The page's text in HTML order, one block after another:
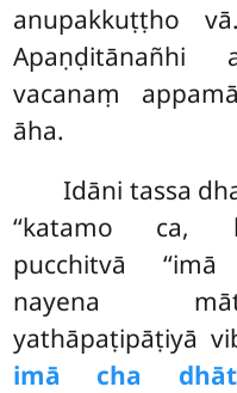
anupakkuṭṭho
Apaṇḍitānañhi
vacanaṃ
āha.
Idāni tassa
‘‘katamo ca,
pucchitvā
nayena
yathāpaṭipāṭiyā
imā cha